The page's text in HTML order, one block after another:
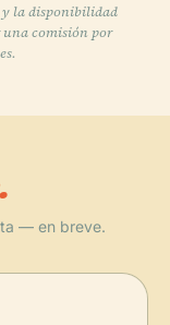
la disponibilidad
comisión por
— en breve.